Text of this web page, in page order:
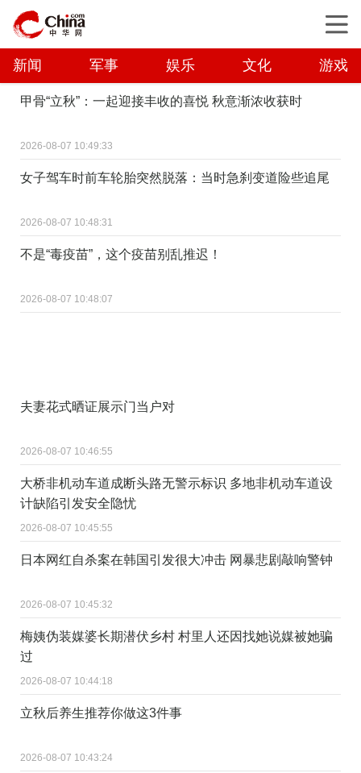
新闻 军事 娱乐 文化 游戏
甲骨“立秋”：一起迎接丰收的喜悦 秋意渐浓收获时
2026-08-07 10:49:33
女子驾车时前车轮胎突然脱落：当时急刹变道险些追尾
2026-08-07 10:48:31
不是“毒疫苗”，这个疫苗别乱推迟！
2026-08-07 10:48:07
夫妻花式晒证展示门当户对
2026-08-07 10:46:55
大桥非机动车道成断头路无警示标识 多地非机动车道设
计缺陷引发安全隐忧
2026-08-07 10:45:55
日本网红自杀案在韩国引发很大冲击 网暴悲剧敲响警钟
2026-08-07 10:45:32
梅姨伪装媒婆长期潜伏乡村 村里人还因找她说媒被她骗
过
2026-08-07 10:44:18
立秋后养生推荐你做这3件事
2026-08-07 10:43:24